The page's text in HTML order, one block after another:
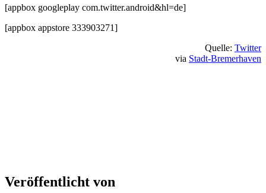
[appbox googleplay com.twitter.android&hl=de]
[appbox appstore 333903271]
Quelle: Twitter
via Stadt-Bremerhaven
Veröffentlicht von